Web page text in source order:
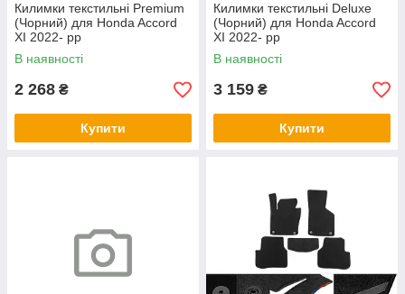
Килимки текстильні Premium
(Чорний) для Honda Accord
XI 2022- рр
В наявності
2 268 ₴
Купити
Килимки текстильні Deluxe
(Чорний) для Honda Accord
XI 2022- рр
В наявності
3 159 ₴
Купити